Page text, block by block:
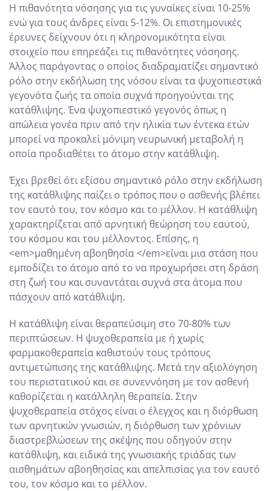
Η πιθανότητα νόσησης για τις γυναίκες είναι 10-25%
ενώ για τους άνδρες είναι 5-12%. Οι επιστημονικές
έρευνες δείχνουν ότι η κληρονομικότητα είναι
στοιχείο που επηρεάζει τις πιθανότητες νόσησης.
Άλλος παράγοντας ο οποίος διαδραματίζει σημαντικό
ρόλο στην εκδήλωση της νόσου είναι τα ψυχοπιεστικά
γεγονότα ζωής τα οποία συχνά προηγούνται της
κατάθλιψης. Ένα ψυχοπιεστικό γεγονός όπως η
απώλεια γονέα πριν από την ηλικία των έντεκα ετών
μπορεί να προκαλεί μόνιμη νευρωνική μεταβολή η
οποία προδιαθέτει το άτομο στην κατάθλιψη.
Έχει βρεθεί ότι εξίσου σημαντικό ρόλο στην εκδήλωση
της κατάθλιψης παίζει ο τρόπος που ο ασθενής βλέπει
τον εαυτό του, τον κόσμο και το μέλλον. Η κατάθλιψη
χαρακτηρίζεται από αρνητική θεώρηση του εαυτού,
του κόσμου και του μέλλοντος. Επίσης, η
<em>μαθημένη αβοηθησία </em>είναι μια στάση που
εμποδίζει το άτομο από το να προχωρήσει στη δράση
στη ζωή του και συναντάται συχνά στα άτομα που
πάσχουν από κατάθλιψη.
Η κατάθλιψη είναι θεραπεύσιμη στο 70-80% των
περιπτώσεων. Η ψυχοθεραπεία με ή χωρίς
φαρμακοθεραπεία καθιστούν τους τρόπους
αντιμετώπισης της κατάθλιψης. Μετά την αξιολόγηση
του περιστατικού και σε συνεννόηση με τον ασθενή
καθορίζεται η κατάλληλη θεραπεία. Στην
ψυχοθεραπεία στόχος είναι ο έλεγχος και η διόρθωση
των αρνητικών γνωσιών, η διόρθωση των χρόνιων
διαστρεβλώσεων της σκέψης που οδηγούν στην
κατάθλιψη, και ειδικά της γνωσιακής τριάδας των
αισθημάτων αβοηθησίας και απελπισίας για τον εαυτό
του, τον κόσμο και το μέλλον.